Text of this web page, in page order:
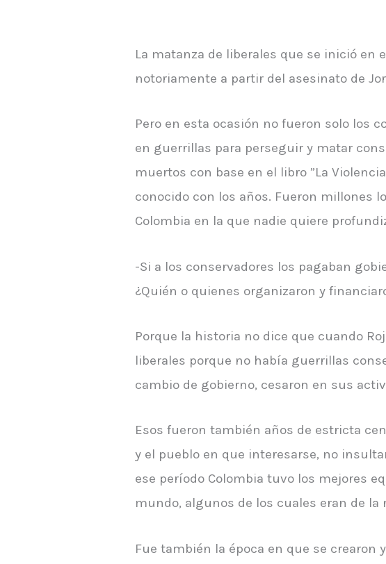
La matanza de liberales que se inició en
notoriamente a partir del asesinato de
Pero en esta ocasión no fueron solo los
en guerrillas para perseguir y matar
muertos con base en el libro ”La
conocido con los años. Fueron millones
Colombia en la que nadie quiere
-Si a los conservadores los pagaban
¿Quién o quienes organizaron y
Porque la historia no dice que cuando
liberales porque no había guerrillas
cambio de gobierno, cesaron en sus
Esos fueron también años de estricta
y el pueblo en que interesarse, no
ese período Colombia tuvo los mejores
mundo, algunos de los cuales eran de
Fue también la época en que se crearon